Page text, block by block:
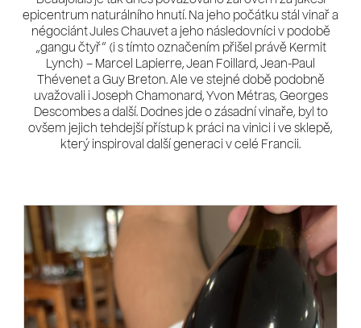
epicentrum naturálního hnutí. Na jeho počátku stál vinař a
négociánt Jules Chauvet a jeho následovníci v podobě
„gangu čtyř“ (i s tímto označením přišel právě Kermit
Lynch) – Marcel Lapierre, Jean Foillard, Jean-Paul
Thévenet a Guy Breton. Ale ve stejné době podobně
uvažovali i Joseph Chamonard, Yvon Métras, Georges
Descombes a další. Dodnes jde o zásadní vinaře, byl to
ovšem jejich tehdejší přístup k práci na vinici i ve sklepě,
který inspiroval další generaci v celé Francii.